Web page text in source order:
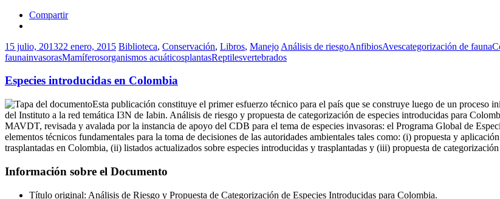
Compartir
15 julio, 201322 enero, 2015 Biblioteca, Conservación, Libros, Manejo Análisis de riesgoAnfibiosAvescategorización de fauna
faunainvasorasMamíferosorganismos acuáticosplantasReptilesvertebrados
Especies introducidas en Colombia
Esta publicación constituye el primer esfuerzo técnico para el país que se construye luego de un
del Instituto a la red temática I3N de Iabin. Análisis de riesgo y propuesta de categorización de especies introducidas para
MAVDT, revisada y avalada por la instancia de apoyo del CDB para el tema de especies invasoras: el Programa Global de
elementos técnicos fundamentales para la toma de decisiones de las autoridades ambientales tales como: (i) propuesta y
trasplantadas en Colombia, (ii) listados actualizados sobre especies introducidas y trasplantadas y (iii) propuesta de
Información sobre el Documento
Título original: Análisis de Riesgo y Propuesta de Categorización de Especies Introducidas para Colombia.